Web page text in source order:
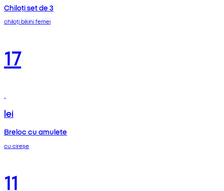
Chiloți set de 3
chiloți bikini femei
17
lei
Breloc cu amulete
cu cireșe
11